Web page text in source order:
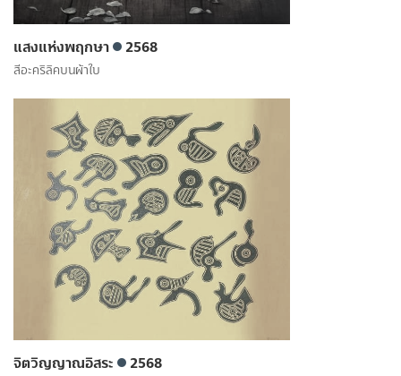
แสงแห่งพฤกษา 2568
สีอะคริลิคบนผ้าใบ
จิตวิญญาณอิสระ 2568